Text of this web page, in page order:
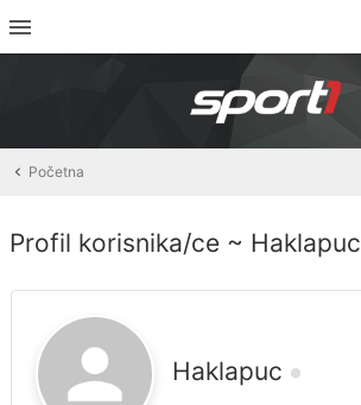
Početna
Profil korisnika/ce ~ Haklapuc
Haklapuc